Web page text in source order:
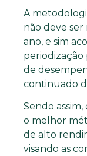
A
não deve
ano, e sim
de
continuado
Sendo
o melhor
de alto
visando as